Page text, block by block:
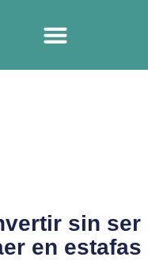
sin ser
en estafas